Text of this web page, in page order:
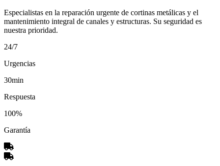
Especialistas en la reparación urgente de cortinas metálicas y el
mantenimiento integral de canales y estructuras. Su seguridad es
nuestra prioridad.
24/7
Urgencias
30min
Respuesta
100%
Garantía